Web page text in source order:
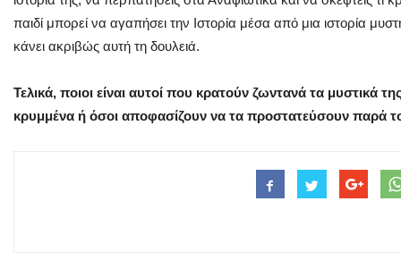
παιδί μπορεί να αγαπήσει την Ιστορία μέσα από μια ιστορία
κάνει ακριβώς αυτή τη δουλειά.
Τελικά, ποιοι είναι αυτοί που κρατούν ζωντανά τα μυστικά
κρυμμένα ή όσοι αποφασίζουν να τα προστατεύσουν παρά